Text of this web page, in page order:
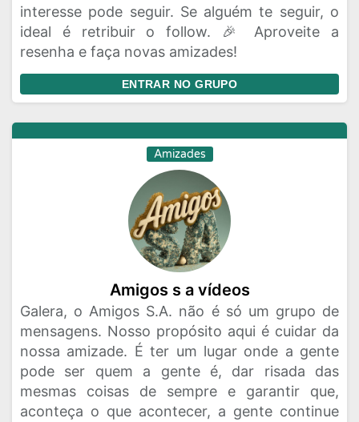
interesse pode seguir. Se alguém te seguir, o
ideal é retribuir o follow. 🎉 Aproveite a
resenha e faça novas amizades!
ENTRAR NO GRUPO
Amizades
Amigos s a vídeos
Galera, o Amigos S.A. não é só um grupo de
mensagens. Nosso propósito aqui é cuidar da
nossa amizade. É ter um lugar onde a gente
pode ser quem a gente é, dar risada das
mesmas coisas de sempre e garantir que,
aconteça o que acontecer, a gente continue